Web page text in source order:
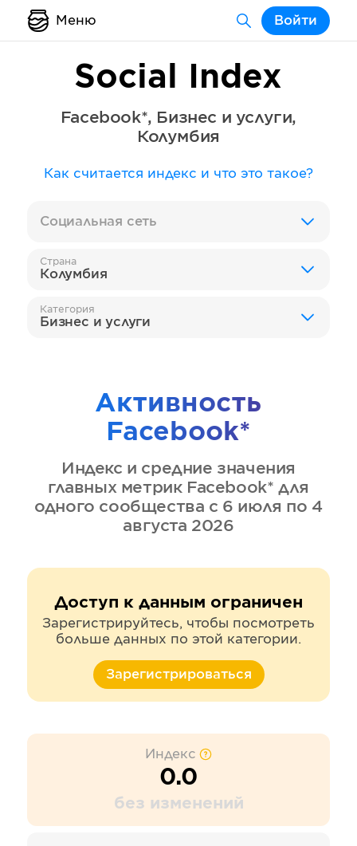
Меню Войти
Social Index
Facebook*, Бизнес и услуги,
Колумбия
Как считается индекс и что это такое?
Социальная сеть
Страна
Колумбия
Категория
Бизнес и услуги
Активность
Facebook*
Индекс и средние значения
главных метрик Facebook* для
одного сообщества с 6 июля по 4
августа 2026
Доступ к данным ограничен
Зарегистрируйтесь, чтобы посмотреть
больше данных по этой категории.
Зарегистрироваться
Индекс
0.0
без изменений